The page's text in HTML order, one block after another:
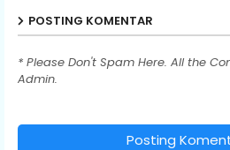
POSTING KOMENTAR
* Please Don't Spam Here. All the
Admin.
Posting